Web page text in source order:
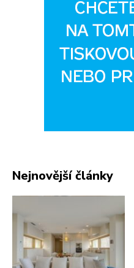
Nejnovější články